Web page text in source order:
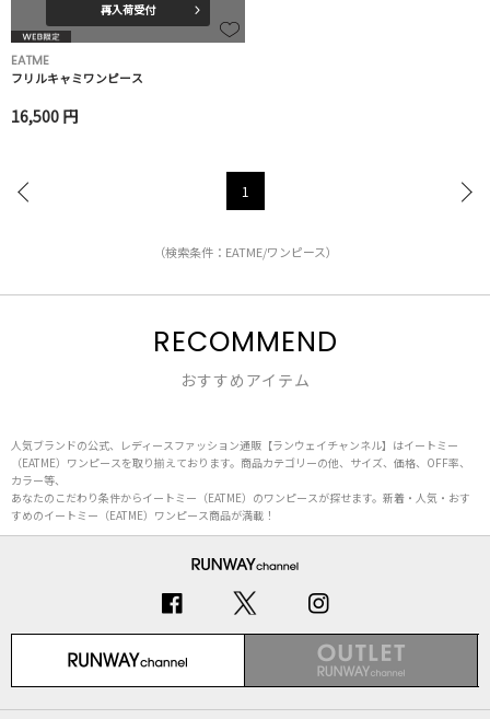
再入荷受付
EATME
フリルキャミワンピース
16,500 円
1
（検索条件：EATME/ワンピース）
RECOMMEND
おすすめアイテム
人気ブランドの公式、レディースファッション通販【ランウェイチャンネル】はイートミー
（EATME）ワンピースを取り揃えております。商品カテゴリーの他、サイズ、価格、OFF率、
カラー等、
あなたのこだわり条件からイートミー（EATME）のワンピースが探せます。新着・人気・おす
すめのイートミー（EATME）ワンピース商品が満載！